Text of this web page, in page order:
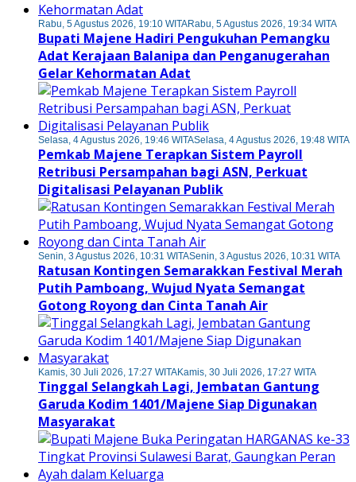
Rabu, 5 Agustus 2026, 19:10 WITARabu, 5 Agustus 2026, 19:34 WITA
Bupati Majene Hadiri Pengukuhan Pemangku
Adat Kerajaan Balanipa dan Penganugerahan
Gelar Kehormatan Adat
Selasa, 4 Agustus 2026, 19:46 WITASelasa, 4 Agustus 2026, 19:48 WITA
Pemkab Majene Terapkan Sistem Payroll
Retribusi Persampahan bagi ASN, Perkuat
Digitalisasi Pelayanan Publik
Senin, 3 Agustus 2026, 10:31 WITASenin, 3 Agustus 2026, 10:31 WITA
Ratusan Kontingen Semarakkan Festival Merah
Putih Pamboang, Wujud Nyata Semangat
Gotong Royong dan Cinta Tanah Air
Kamis, 30 Juli 2026, 17:27 WITAKamis, 30 Juli 2026, 17:27 WITA
Tinggal Selangkah Lagi, Jembatan Gantung
Garuda Kodim 1401/Majene Siap Digunakan
Masyarakat